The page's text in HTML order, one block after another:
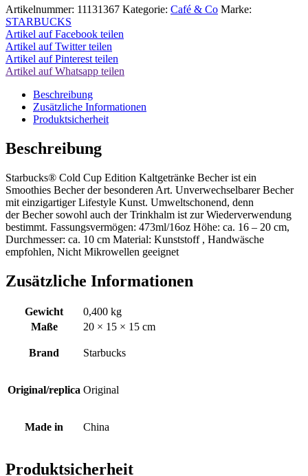
Sommer
Edition
Kaltgetränke
Becher
Menge
Artikelnummer: 11131367 Kategorie: Café & Co Marke:
STARBUCKS
Artikel auf Facebook teilen
Artikel auf Twitter teilen
Artikel auf Pinterest teilen
Artikel auf Whatsapp teilen
Beschreibung
Zusätzliche Informationen
Produktsicherheit
Beschreibung
Starbucks® Cold Cup Edition Kaltgetränke Becher ist ein
Smoothies Becher der besonderen Art. Unverwechselbarer Becher
mit einzigartiger Lifestyle Kunst. Umweltschonend, denn
der Becher sowohl auch der Trinkhalm ist zur Wiederverwendung
bestimmt. Fassungsvermögen: 473ml/16oz Höhe: ca. 16 – 20 cm,
Durchmesser: ca. 10 cm Material: Kunststoff , Handwäsche
empfohlen, Nicht Mikrowellen geeignet
Zusätzliche Informationen
Gewicht
0,400 kg
Maße
20 × 15 × 15 cm
Brand Starbucks
Original/replica Original
Made in China
Produktsicherheit